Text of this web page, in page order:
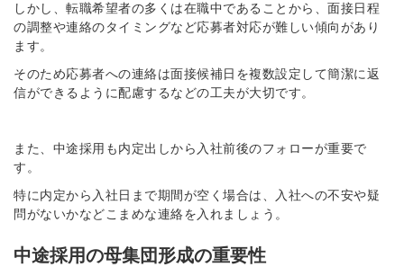
しかし、転職希望者の多くは在職中であることから、面接日程
の調整や連絡のタイミングなど応募者対応が難しい傾向があり
ます。
そのため応募者への連絡は面接候補日を複数設定して簡潔に返
信ができるように配慮するなどの工夫が大切です。
また、中途採用も内定出しから入社前後のフォローが重要で
す。
特に内定から入社日まで期間が空く場合は、入社への不安や疑
問がないかなどこまめな連絡を入れましょう。
中途採用の母集団形成の重要性